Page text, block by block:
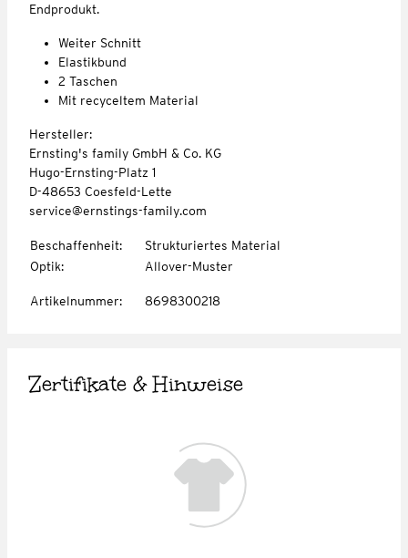
Endprodukt.
Weiter Schnitt
Elastikbund
2 Taschen
Mit recyceltem Material
Hersteller:
Ernsting's family GmbH & Co. KG
Hugo-Ernsting-Platz 1
D-48653 Coesfeld-Lette
service@ernstings-family.com
Beschaffenheit:
Strukturiertes Material
Optik: Allover-Muster
Artikelnummer: 8698300218
Zertifikate & Hinweise